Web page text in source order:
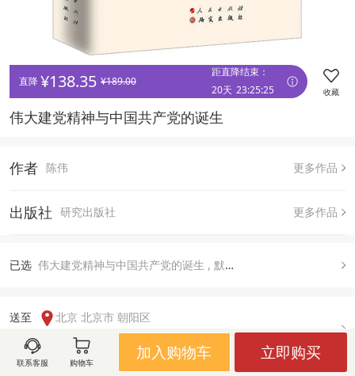
直降 ¥138.35 ¥189.00
距直降结束：
20天 23:25:25 收藏
伟大建党精神与中国共产党的诞生
作者 陈伟 更多作品
出版社 研究出版社 更多作品
已选 伟大建党精神与中国共产党的诞生 , 默认
送至
北京 北京市 朝阳区
联系客服 购物车
加入购物车 立即购买